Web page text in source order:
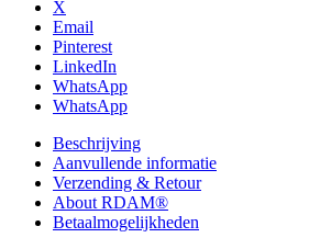
X
Email
Pinterest
LinkedIn
WhatsApp
WhatsApp
Beschrijving
Aanvullende informatie
Verzending & Retour
About RDAM®
Betaalmogelijkheden